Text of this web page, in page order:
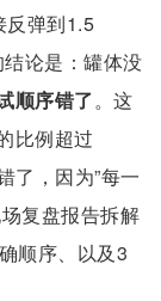
反弹到1.5
论是：罐体没
顺序错了。这
比例超过
了，因为”每一
复盘报告拆解
顺序、以及3